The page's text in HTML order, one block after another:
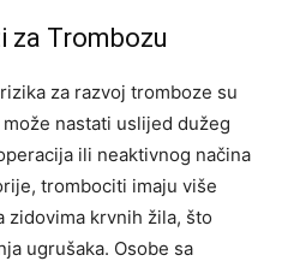
za Trombozu
za razvoj tromboze su
nastati uslijed dužeg
ili neaktivnog načina
trombociti imaju više
zidovima krvnih žila, što
ugrušaka. Osobe sa